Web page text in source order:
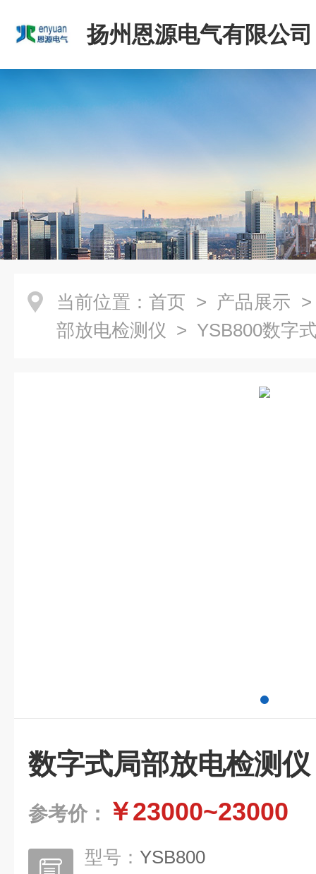
扬州恩源电气有限公司
当前位置： 首页 > 产品展示
部放电检测仪 > YSB800数字
数字式局部放电检测仪
参考价： ￥23000~23000
型号： YSB800